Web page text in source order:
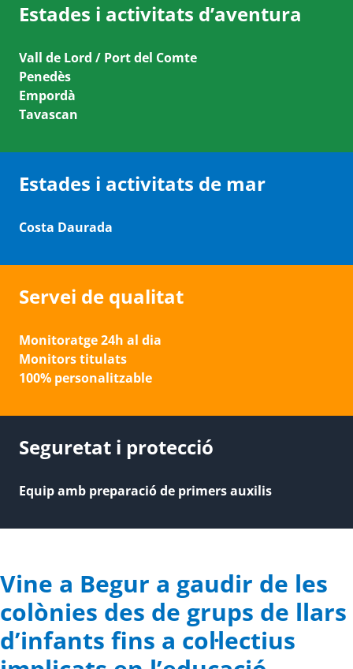
Estades i activitats d’aventura
Vall de Lord / Port del Comte
Penedès
Empordà
Tavascan
Estades i activitats de mar
Costa Daurada
Servei de qualitat
Monitoratge 24h al dia
Monitors titulats
100% personalitzable
Seguretat i protecció
Equip amb preparació de primers auxilis
Vine a Begur a gaudir de les
colònies des de grups de llars
d’infants fins a col·lectius